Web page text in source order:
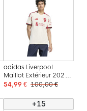
adidas Liverpool
Maillot Extérieur 2025-
2026
54,99 € 100,00 €
+15